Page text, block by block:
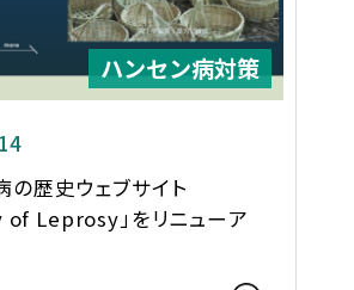
ハンセン病対策
の歴史ウェブサイト
Leprosy」をリニューア